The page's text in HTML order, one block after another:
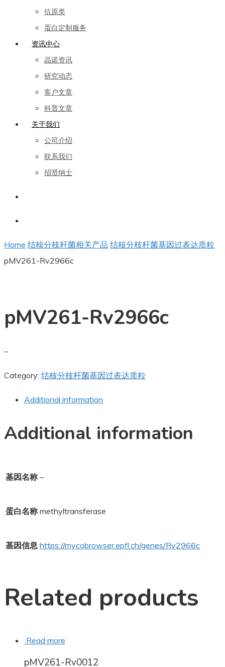
抗原类
蛋白定制服务
资讯中心
晶诺资讯
研究动态
客户文章
科普文章
关于我们
公司介绍
联系我们
招贤纳士
Home 结核分枝杆菌相关产品 结核分枝杆菌基因过表达质粒
pMV261-Rv2966c
pMV261-Rv2966c
–
Category: 结核分枝杆菌基因过表达质粒
Additional information
Additional information
基因名称 –
蛋白名称 methyltransferase
基因信息 https://mycobrowser.epfl.ch/genes/Rv2966c
Related products
Read more
pMV261-Rv0012